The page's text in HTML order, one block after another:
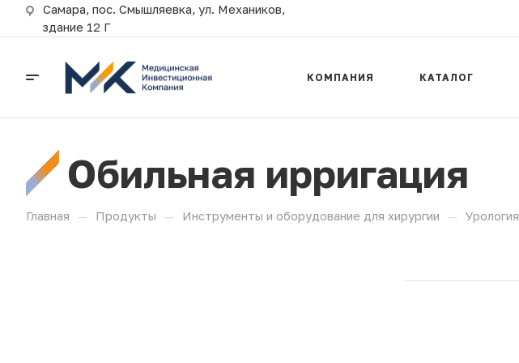
Самара, пос. Смышляевка, ул. Механиков,
здание 12 Г
КОМПАНИЯ КАТАЛОГ
Обильная ирригация
Главная — Продукты — Инструменты и оборудование для хирургии — Урология